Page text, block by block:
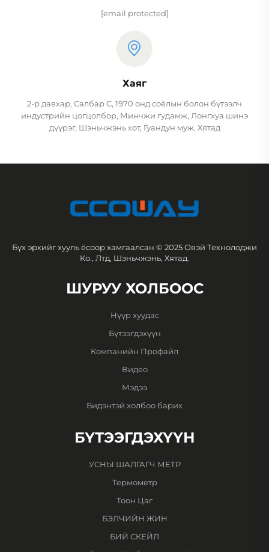
[email protected]
Хаяг
2-р давхар, Салбар С, 1970 онд соёлын болон бүтээлч
индустрийн цогцолбор, Минчжи гудамж, Лонгхуа шинэ
дүүрэг, Шэньчжэнь хот, Гуандун муж, Хятад
Бүх эрхийг хууль ёсоор хамгаалсан © 2025 Овэй Технолоджи
Ко., Лтд, Шэньчжэнь, Хятад.
ШУРУУ ХОЛБООС
Нүүр хуудас
Бүтээгдэхүүн
Компанийн Профайл
Видео
Мэдээ
Бидэнтэй холбоо барих
БҮТЭЭГДЭХҮҮН
УСНЫ ШАЛГАГЧ МЕТР
Термометр
Тоон Цаг
БЭЛЧИЙН ЖИН
БИЙ СКЕЙЛ